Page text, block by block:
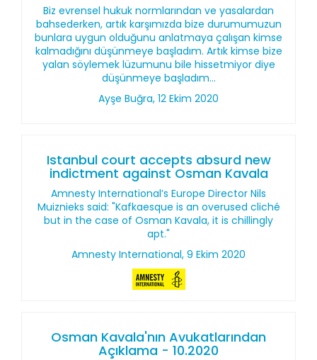
Biz evrensel hukuk normlarından ve yasalardan
bahsederken, artık karşımızda bize durumumuzun
bunlara uygun olduğunu anlatmaya çalışan kimse
kalmadığını düşünmeye başladım. Artık kimse bize
yalan söylemek lüzumunu bile hissetmiyor diye
düşünmeye başladım...
Ayşe Buğra, 12 Ekim 2020
Istanbul court accepts absurd new
indictment against Osman Kavala
Amnesty International’s Europe Director Nils
Muiznieks said: "Kafkaesque is an overused cliché
but in the case of Osman Kavala, it is chillingly
apt."
Amnesty International, 9 Ekim 2020
Osman Kavala'nın Avukatlarından
Açıklama - 10.2020